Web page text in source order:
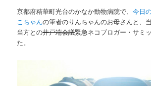
京都府精華町光台のかなか動物病院で、今日
こちゃんの筆者のりんちゃんのお母さんと、
当方との井戸端会議緊急ネコブロガー・サミ
た。